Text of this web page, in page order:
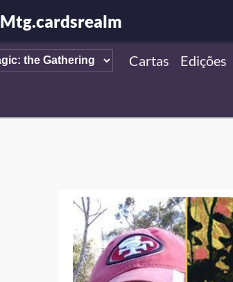
Mtg.cardsrealm
Cartas Edições